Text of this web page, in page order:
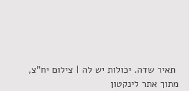
תאיר שדה. יכולות יש לה | צילום יח"צ,
מתוך אתר לינקטון